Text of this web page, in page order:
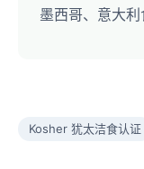
墨西哥、意大利
Kosher 犹太洁食认证